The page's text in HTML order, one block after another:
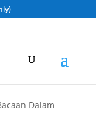
Dalam